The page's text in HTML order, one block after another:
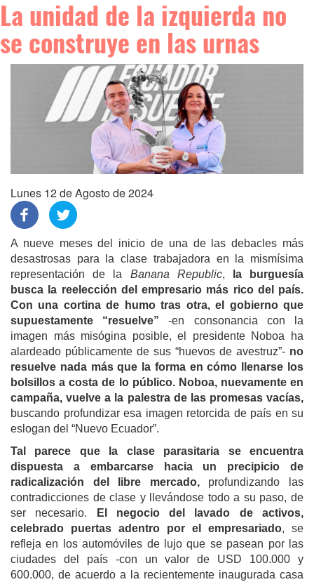
La unidad de la izquierda no
se construye en las urnas
Lunes 12 de Agosto de 2024
A nueve meses del inicio de una de las debacles más
desastrosas para la clase trabajadora en la mismísima
representación de la Banana Republic,
la burguesía
busca la reelección del empresario más rico del país.
Con una cortina de humo tras otra, el gobierno que
supuestamente “resuelve” -en consonancia con la
imagen más misógina posible, el presidente Noboa ha
alardeado públicamente de sus “huevos de avestruz”- no
resuelve nada más que la forma en cómo llenarse los
bolsillos a costa de lo público. Noboa, nuevamente en
campaña, vuelve a la palestra de las promesas vacías,
buscando profundizar esa imagen retorcida de país en su
eslogan del “Nuevo Ecuador”.
Tal parece que la clase parasitaria se encuentra
dispuesta a embarcarse hacia un precipicio de
radicalización del libre mercado, profundizando las
contradicciones de clase y llevándose todo a su paso, de
ser necesario.
El negocio del lavado de activos,
celebrado puertas adentro por el empresariado, se
refleja en los automóviles de lujo que se pasean por las
ciudades del país -con un valor de USD 100.000 y
600.000, de acuerdo a la recientemente inaugurada casa